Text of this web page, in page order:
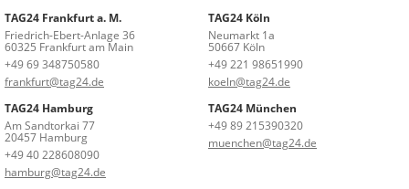
TAG24 Frankfurt a. M.
Friedrich-Ebert-Anlage 36
60325 Frankfurt am Main
+49 69 348750580
frankfurt@tag24.de
TAG24 Köln
Neumarkt 1a
50667 Köln
+49 221 98651990
koeln@tag24.de
TAG24 Hamburg
Am Sandtorkai 77
20457 Hamburg
+49 40 228608090
hamburg@tag24.de
TAG24 München
+49 89 215390320
muenchen@tag24.de